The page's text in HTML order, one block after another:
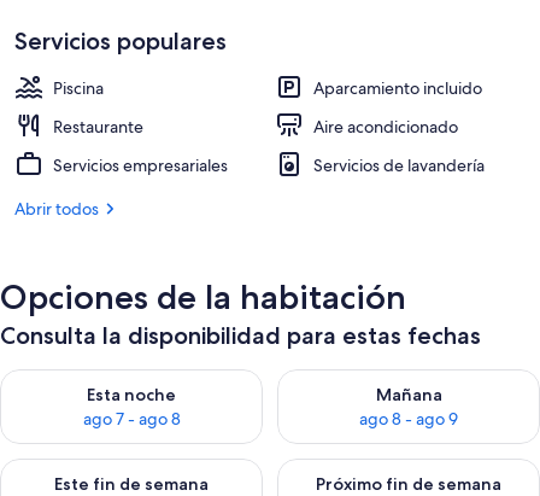
Restaurante
Servicios populares
Piscina
Aparcamiento incluido
Restaurante
Aire acondicionado
Servicios empresariales
Servicios de lavandería
Abrir todos
Opciones de la habitación
Consulta la disponibilidad para estas fechas
Esta noche
ago 7 - ago 8
Consulta la disponibilidad para esta noche, ago 7 - ago 8
Mañana
ago 8 - ago 9
Consulta la disponibilidad
Este fin de semana
Consulta la disponibilidad para este fin de semana, ago 7 -
Próximo fin de semana
Consulta la disponibilidad